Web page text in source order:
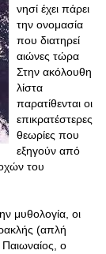
νησί έχει πάρει
την ονομασία
που διατηρεί
αιώνες τώρα
Στην ακόλουθη
λίστα
παρατίθενται οι
επικρατέστερες
θεωρίες που
εξηγούν από
του
μυθολογία, οι
(απλή
ο